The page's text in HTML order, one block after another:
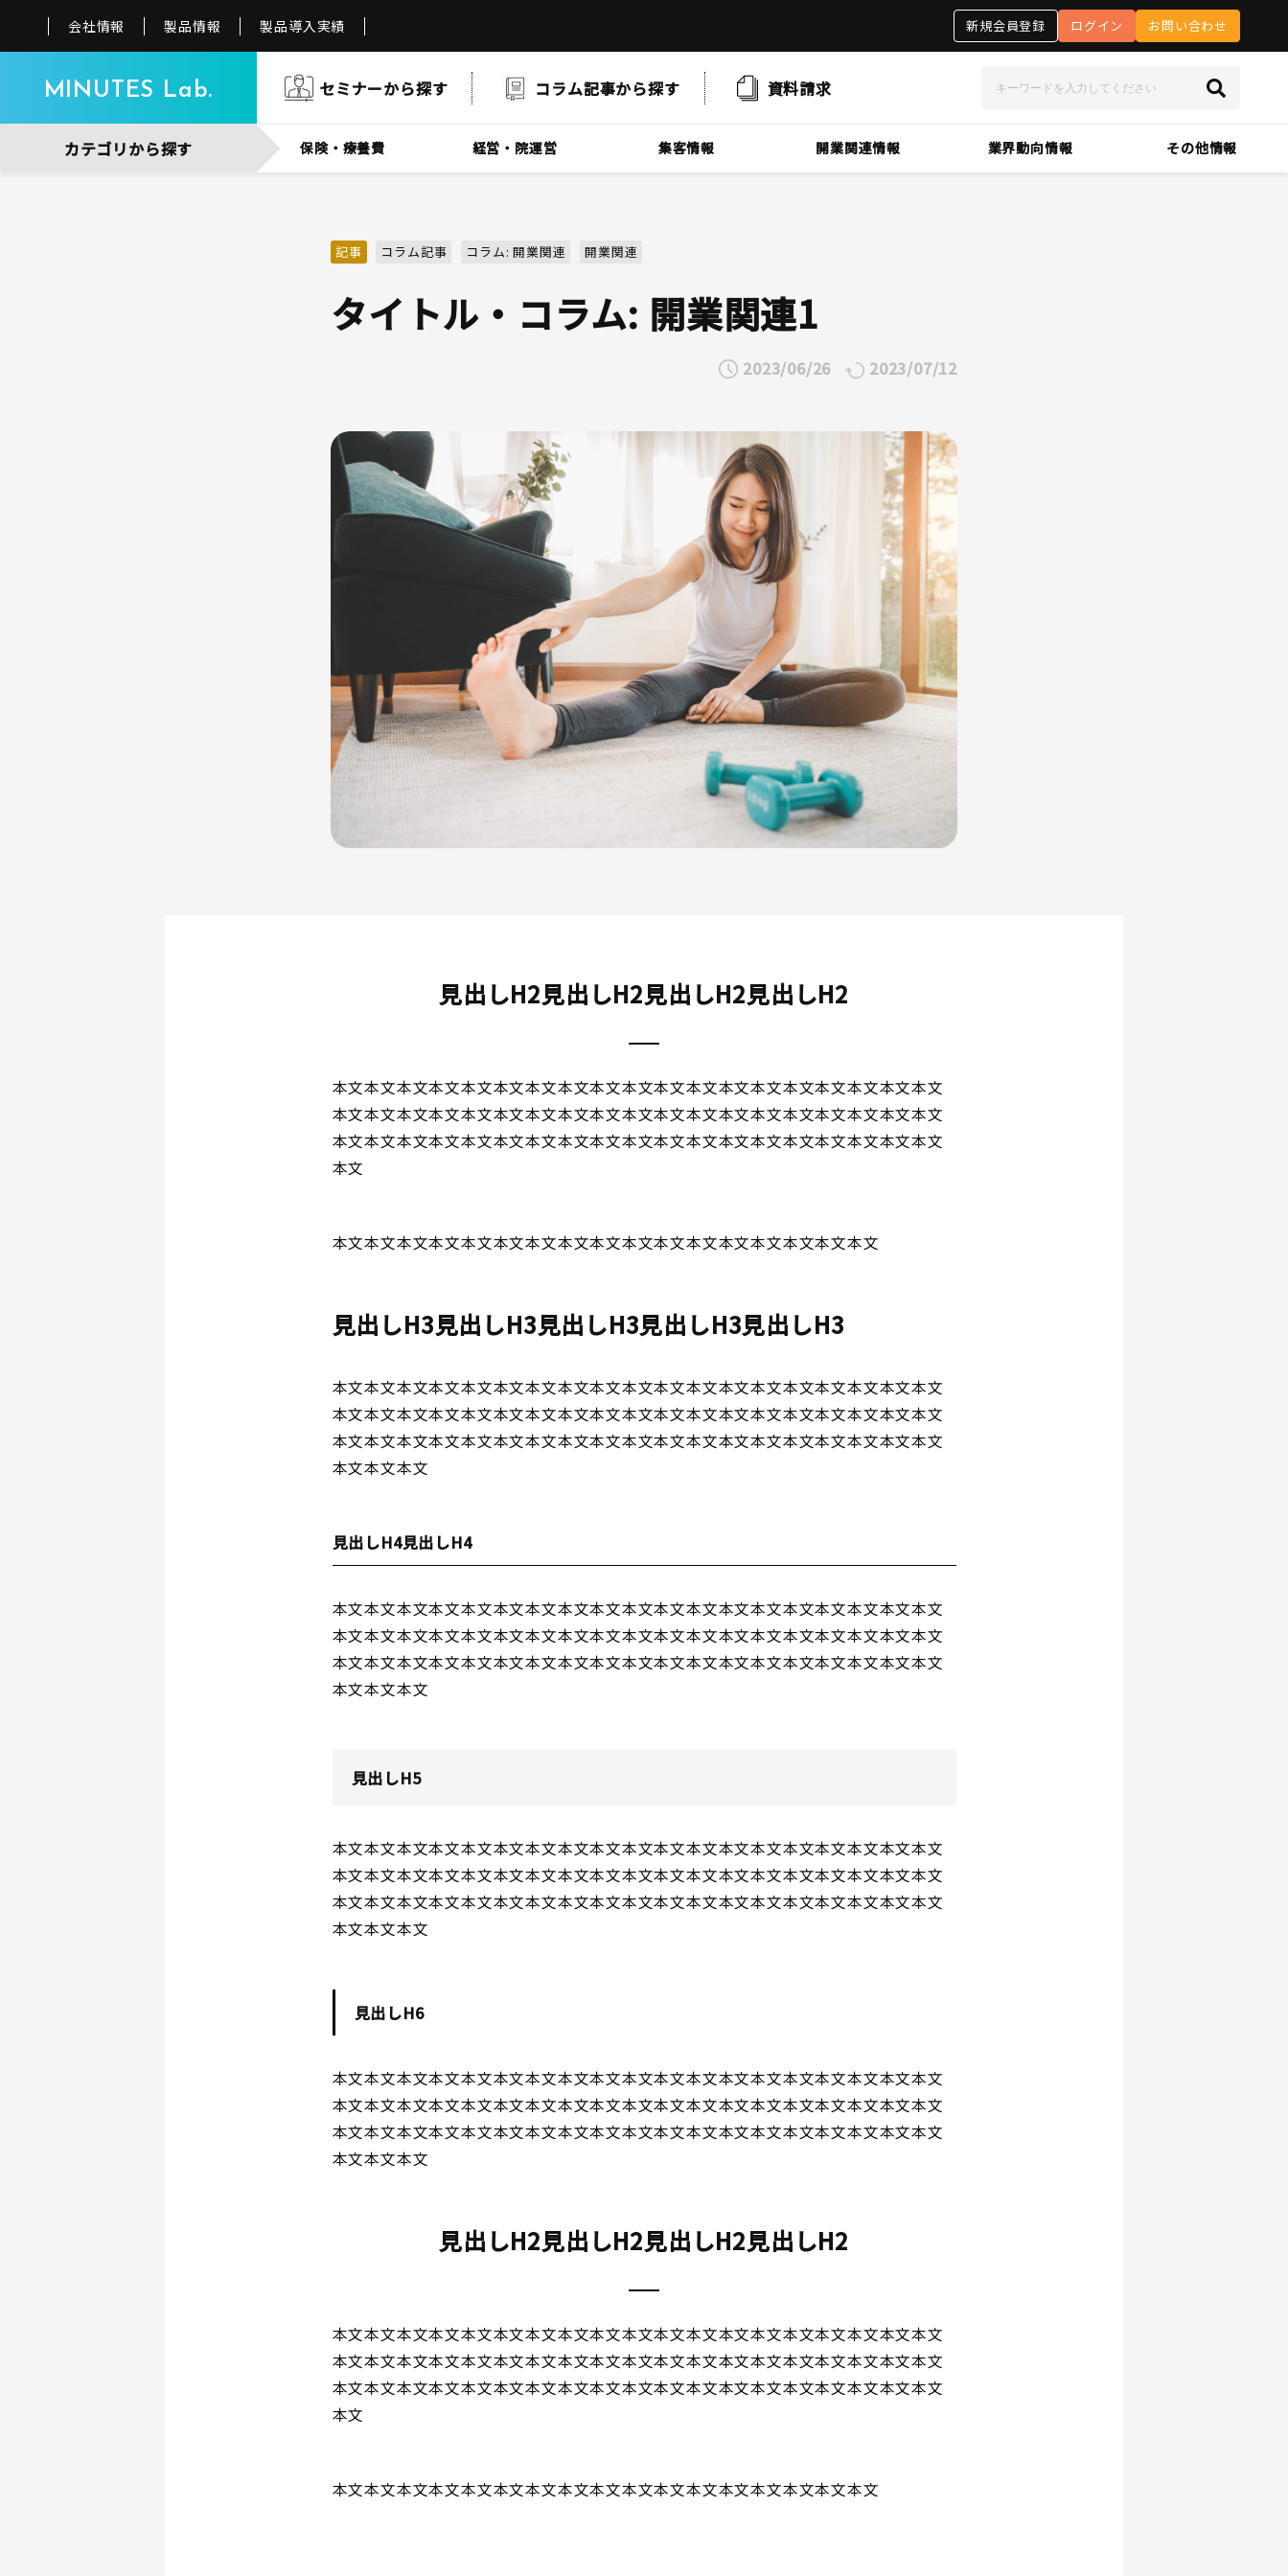
会社情報 製品情報 製品導入実績 新規会員登録 ログイン お問い合わせ
MINUTES Lab. セミナーから探す コラム記事から探す 資料請求
カテゴリから探す 保険・療養費 経営・院運営 集客情報 開業関連情報 業界動向情報 その他情報
記事 コラム記事 コラム: 開業関連 開業関連
タイトル・コラム: 開業関連1
2023/06/26 2023/07/12
見出しH2見出しH2見出しH2見出しH2
本文本文本文本文本文本文本文本文本文本文本文本文本文本文本文本文本文本文本文
本文本文本文本文本文本文本文本文本文本文本文本文本文本文本文本文本文本文本文
本文本文本文本文本文本文本文本文本文本文本文本文本文本文本文本文本文本文本文
本文
本文本文本文本文本文本文本文本文本文本文本文本文本文本文本文本文本文
見出しH3見出しH3見出しH3見出しH3見出しH3
本文本文本文本文本文本文本文本文本文本文本文本文本文本文本文本文本文本文本文
本文本文本文本文本文本文本文本文本文本文本文本文本文本文本文本文本文本文本文
本文本文本文本文本文本文本文本文本文本文本文本文本文本文本文本文本文本文本文
本文本文本文
見出しH4見出しH4
本文本文本文本文本文本文本文本文本文本文本文本文本文本文本文本文本文本文本文
本文本文本文本文本文本文本文本文本文本文本文本文本文本文本文本文本文本文本文
本文本文本文本文本文本文本文本文本文本文本文本文本文本文本文本文本文本文本文
本文本文本文
見出しH5
本文本文本文本文本文本文本文本文本文本文本文本文本文本文本文本文本文本文本文
本文本文本文本文本文本文本文本文本文本文本文本文本文本文本文本文本文本文本文
本文本文本文本文本文本文本文本文本文本文本文本文本文本文本文本文本文本文本文
本文本文本文
見出しH6
本文本文本文本文本文本文本文本文本文本文本文本文本文本文本文本文本文本文本文
本文本文本文本文本文本文本文本文本文本文本文本文本文本文本文本文本文本文本文
本文本文本文本文本文本文本文本文本文本文本文本文本文本文本文本文本文本文本文
本文本文本文
見出しH2見出しH2見出しH2見出しH2
本文本文本文本文本文本文本文本文本文本文本文本文本文本文本文本文本文本文本文
本文本文本文本文本文本文本文本文本文本文本文本文本文本文本文本文本文本文本文
本文本文本文本文本文本文本文本文本文本文本文本文本文本文本文本文本文本文本文
本文
本文本文本文本文本文本文本文本文本文本文本文本文本文本文本文本文本文